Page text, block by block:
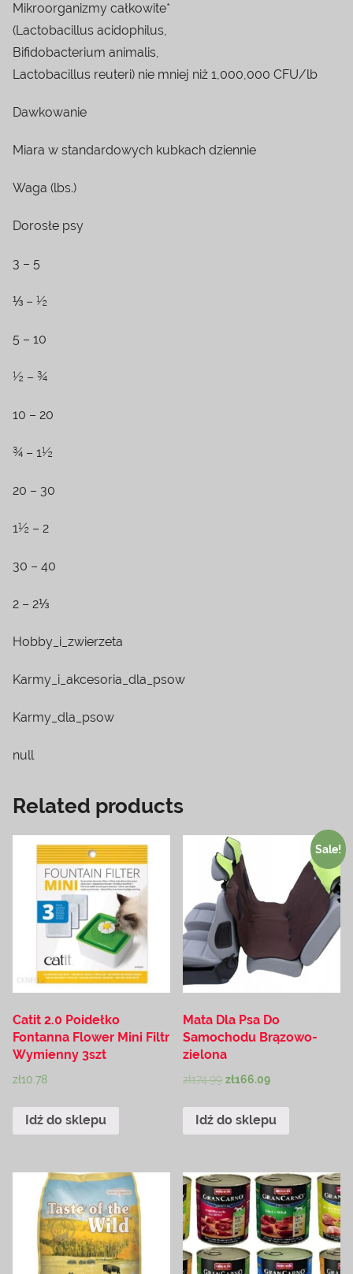
Mikroorganizmy całkowite*
(Lactobacillus acidophilus,
Bifidobacterium animalis,
Lactobacillus reuteri) nie mniej niż 1,000,000 CFU/lb
Dawkowanie
Miara w standardowych kubkach dziennie
Waga (lbs.)
Dorosłe psy
3 – 5
⅓ – ½
5 – 10
½ – ¾
10 – 20
¾ – 1½
20 – 30
1½ – 2
30 – 40
2 – 2⅓
Hobby_i_zwierzeta
Karmy_i_akcesoria_dla_psow
Karmy_dla_psow
null
Related products
Catit 2.0 Poidełko
Fontanna Flower Mini Filtr
Wymienny 3szt
zł10.78
Idź do sklepu
Sale!
Mata Dla Psa Do
Samochodu Brązowo-
zielona
zł174.99 zł166.09
Idź do sklepu